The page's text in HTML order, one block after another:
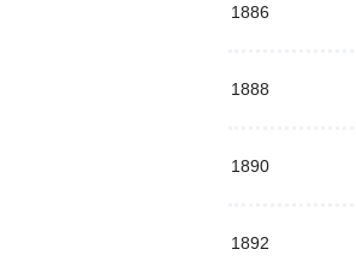
1886
1888
1890
1892